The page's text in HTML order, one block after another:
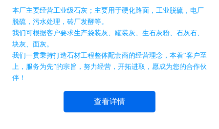
本厂主要经营工业级石灰；主要用于硬化路面，工业脱硫，电厂
脱硫，污水处理，砖厂发酵等。
我们可根据客户要求生产袋装灰、罐装灰、生石灰粉、石灰石、
块灰、面灰。
我们一贯秉持打造石材工程整体配套商的经营理念，本着“客户至
上，服务为先”的宗旨，努力经营，开拓进取，愿成为您的合作伙
伴！
查看详情